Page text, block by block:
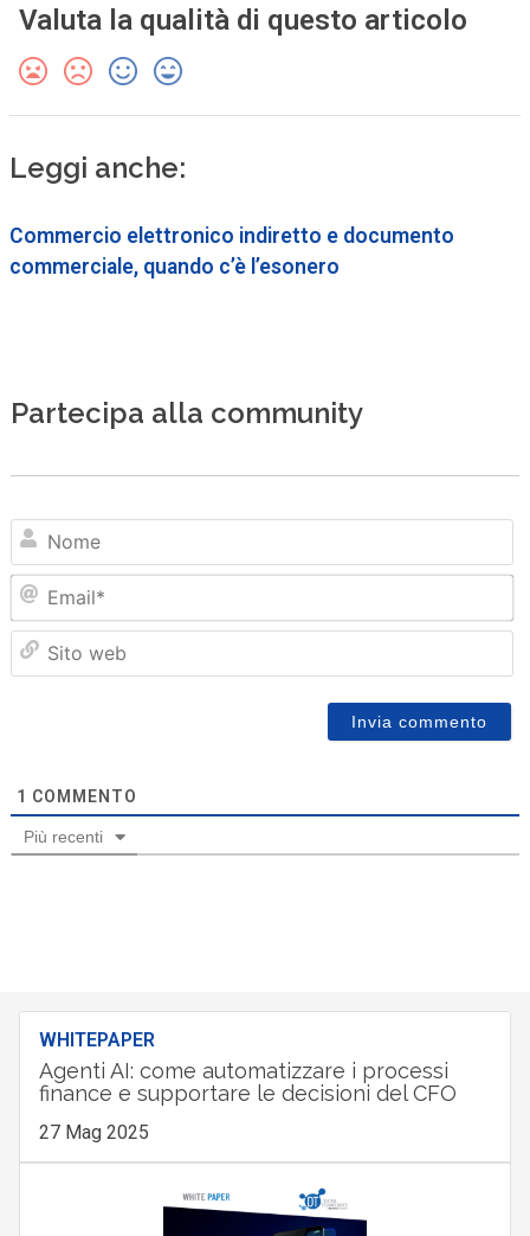
Valuta la qualità di questo articolo
Leggi anche:
Commercio elettronico indiretto e documento
commerciale, quando c’è l’esonero
Partecipa alla community
1 COMMENTO
Più recenti
WHITEPAPER
Agenti AI: come automatizzare i processi
finance e supportare le decisioni del CFO
27 Mag 2025